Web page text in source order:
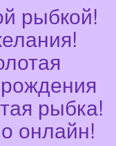
рыбкой!
рыбка!
онлайн!